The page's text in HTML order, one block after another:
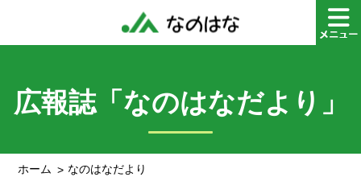
広報誌「なのはなだより」
ホーム なのはなだより